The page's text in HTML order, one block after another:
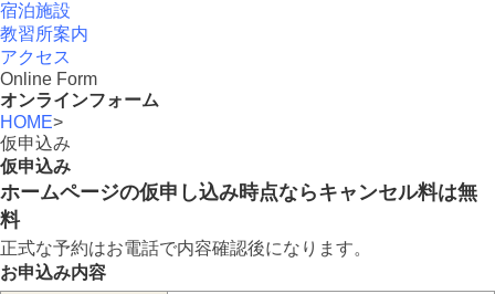
宿泊施設
教習所案内
アクセス
Online Form
オンラインフォーム
HOME>
仮申込み
仮申込み
ホームページの仮申し込み時点ならキャンセル料は無
料
正式な予約はお電話で内容確認後になります。
お申込み内容